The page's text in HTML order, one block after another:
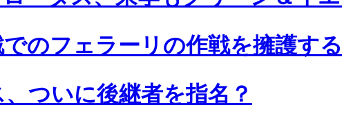
のフェラーリの作戦を擁護す
ついに後継者を指名？